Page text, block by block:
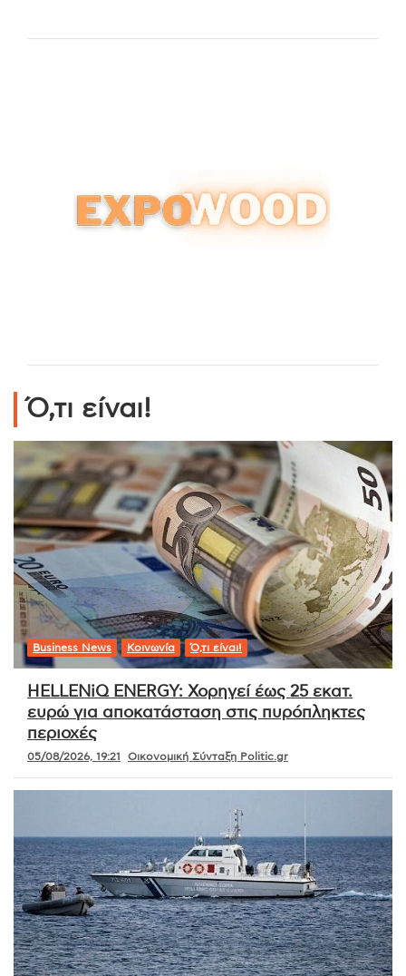
Ό,τι είναι!
Business News Κοινωνία Ό,τι είναι!
HELLENiQ ENERGY: Χορηγεί έως 25 εκατ.
ευρώ για αποκατάσταση στις πυρόπληκτες
περιοχές
05/08/2026, 19:21 Οικονομική Σύνταξη Politic.gr